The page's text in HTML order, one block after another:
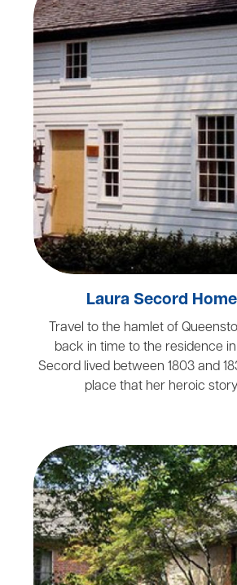
Laura Secord
Travel to the hamlet of
back in time to the residence
Secord lived between 1803 and
place that her heroic